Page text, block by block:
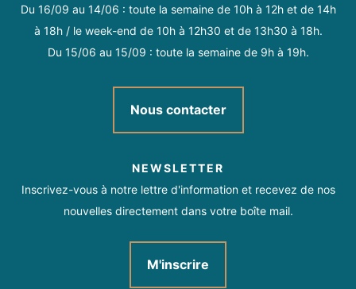
Du 16/09 au 14/06 : toute la semaine de 10h à 12h et de 14h
à 18h / le week-end de 10h à 12h30 et de 13h30 à 18h.
Du 15/06 au 15/09 : toute la semaine de 9h à 19h.
Nous contacter
NEWSLETTER
Inscrivez-vous à notre lettre d'information et recevez de nos
nouvelles directement dans votre boîte mail.
M'inscrire